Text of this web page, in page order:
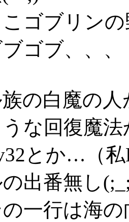
こゴブリン
ゴブ、、、
の白魔の
な回復魔
とか…（
出番無し
一行は海